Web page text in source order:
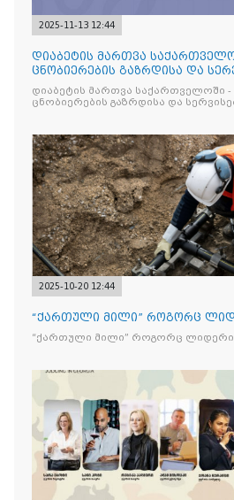
2025-11-13 12:44
დიაბეტის მართვა
ცნობიერების გაზრდისა და
გაუმჯობესების მიზნით
დიაბეტის მართვა საქართველოში -
ცნობიერების გაზრდისა და
2025-10-20 12:44
“ქართული მილი” როგორც
“ქართული მილი” როგორც ლიდერი